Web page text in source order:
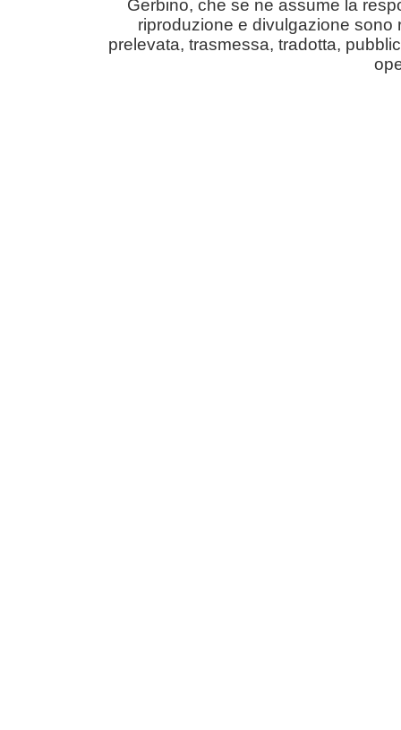
Gerbino, che se ne assume la
riproduzione e divulgazione sono
prelevata, trasmessa, tradotta,